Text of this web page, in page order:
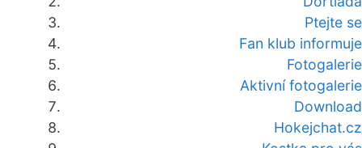
Ptejte se
Fan klub informuje
Fotogalerie
Aktivní fotogalerie
Download
Hokejchat.cz